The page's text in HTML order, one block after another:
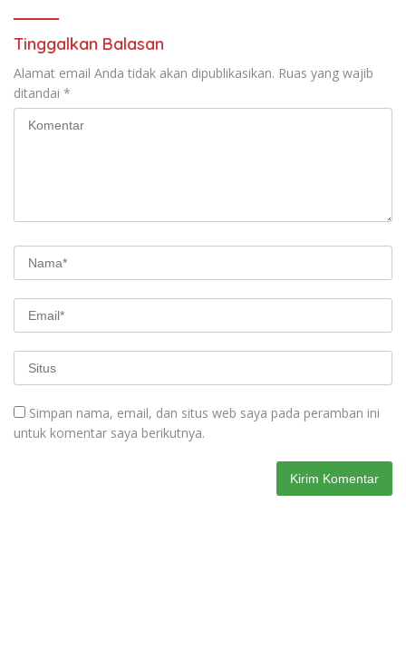
Tinggalkan Balasan
Alamat email Anda tidak akan dipublikasikan. Ruas yang wajib
ditandai *
Simpan nama, email, dan situs web saya pada peramban ini
untuk komentar saya berikutnya.